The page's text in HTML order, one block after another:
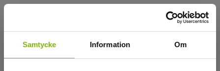
Samtycke Information Om
Laddar